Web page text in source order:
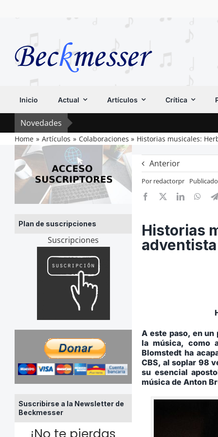
Inicio Actual Artículos Crítica
Novedades
Home Artículos Colaboraciones Historias musicales:
Plan de suscripciones
Suscripciones
Suscribirse a la Newsletter de
Beckmesser
Anterior
Por redactorpr
Historias
A este paso, en
la música, como
Blomstedt ha
CBS, al soplar 98
su esencial
música de Anton